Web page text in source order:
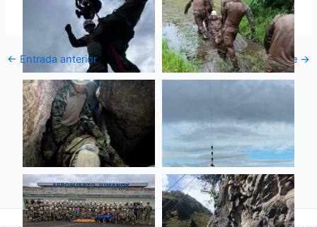
← Entrada anterior Entrada siguiente →